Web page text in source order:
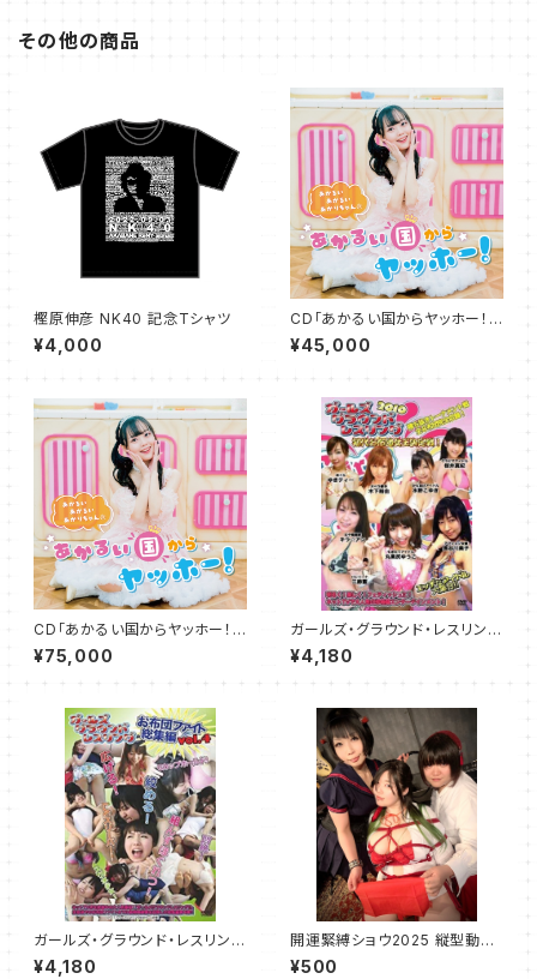
その他の商品
樫原伸彦 NK40 記念Tシャツ
¥4,000
CD「あかるい国からヤッホー！」
30枚セット
¥45,000
CD「あかるい国からヤッホー！」
50枚セット
¥75,000
ガールズ・グラウンド・レスリング
2010
¥4,180
ガールズ・グラウンド・レスリング
お布団ファイト総集編 Vol.4
¥4,180
開運緊縛ショウ2025 縦型動画
(5分52秒)
¥500